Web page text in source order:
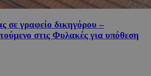
σε γραφείο δικηγόρου –
στις Φυλακές για υπόθεση